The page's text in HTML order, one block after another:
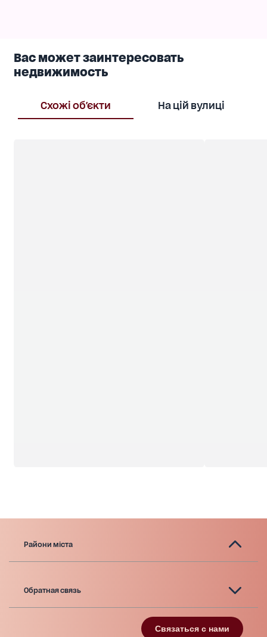
Вас может заинтересовать
недвижимость
Схожі об'єкти На цій вулиці
Райони міста
Обратная связь
Связаться с нами